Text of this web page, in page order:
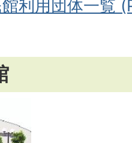
利用団体一覧